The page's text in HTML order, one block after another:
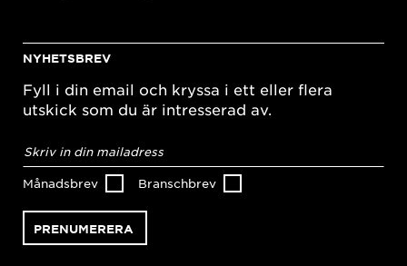
NYHETSBREV
Fyll i din email och kryssa i ett eller flera
utskick som du är intresserad av.
postadress*
Månadsbrev Branschbrev